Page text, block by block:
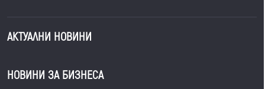
АКТУАЛНИ НОВИНИ
НОВИНИ ЗА БИЗНЕСА